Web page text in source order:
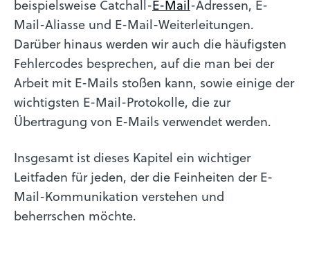
beispielsweise Catchall-E-Mail-Adressen, E-
Mail-Aliasse und E-Mail-Weiterleitungen.
Darüber hinaus werden wir auch die häufigsten
Fehlercodes besprechen, auf die man bei der
Arbeit mit E-Mails stoßen kann, sowie einige der
wichtigsten E-Mail-Protokolle, die zur
Übertragung von E-Mails verwendet werden.
Insgesamt ist dieses Kapitel ein wichtiger
Leitfaden für jeden, der die Feinheiten der E-
Mail-Kommunikation verstehen und
beherrschen möchte.